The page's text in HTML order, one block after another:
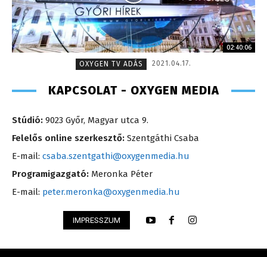
02:40:06
OXYGEN TV ADÁS
2021.04.17.
KAPCSOLAT - OXYGEN MEDIA
Stúdió: 9023 Győr, Magyar utca 9.
Felelős online szerkesztő: Szentgáthi Csaba
E-mail: csaba.szentgathi@oxygenmedia.hu
Programigazgató: Meronka Péter
E-mail: peter.meronka@oxygenmedia.hu
IMPRESSZUM